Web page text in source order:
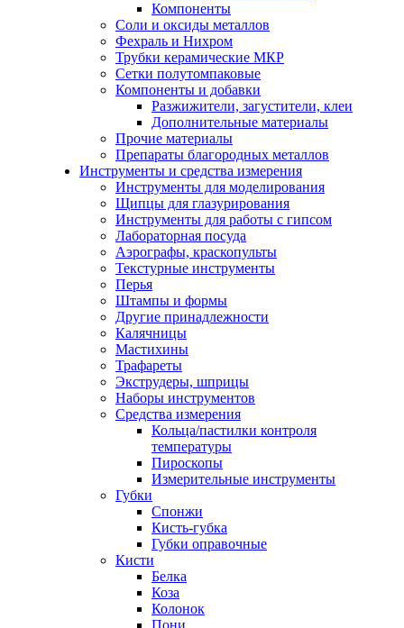
Компоненты
Соли и оксиды металлов
Фехраль и Нихром
Трубки керамические МКР
Сетки полутомпаковые
Компоненты и добавки
Разжижители, загустители, клеи
Дополнительные материалы
Прочие материалы
Препараты благородных металлов
Инструменты и средства измерения
Инструменты для моделирования
Щипцы для глазурирования
Инструменты для работы с гипсом
Лабораторная посуда
Аэрографы, краскопульты
Текстурные инструменты
Перья
Штампы и формы
Другие принадлежности
Калячницы
Мастихины
Трафареты
Экструдеры, шприцы
Наборы инструментов
Средства измерения
Кольца/пастилки контроля
температуры
Пироскопы
Измерительные инструменты
Губки
Спонжи
Кисть-губка
Губки оправочные
Кисти
Белка
Коза
Колонок
Пони